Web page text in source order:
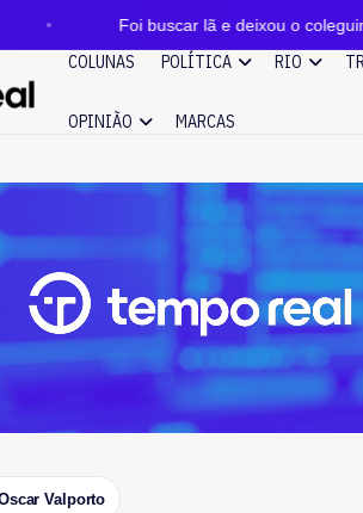
Foi buscar lã e deixou o coleguinha
COLUNAS POLÍTICA RIO
OPINIÃO MARCAS
Valporto